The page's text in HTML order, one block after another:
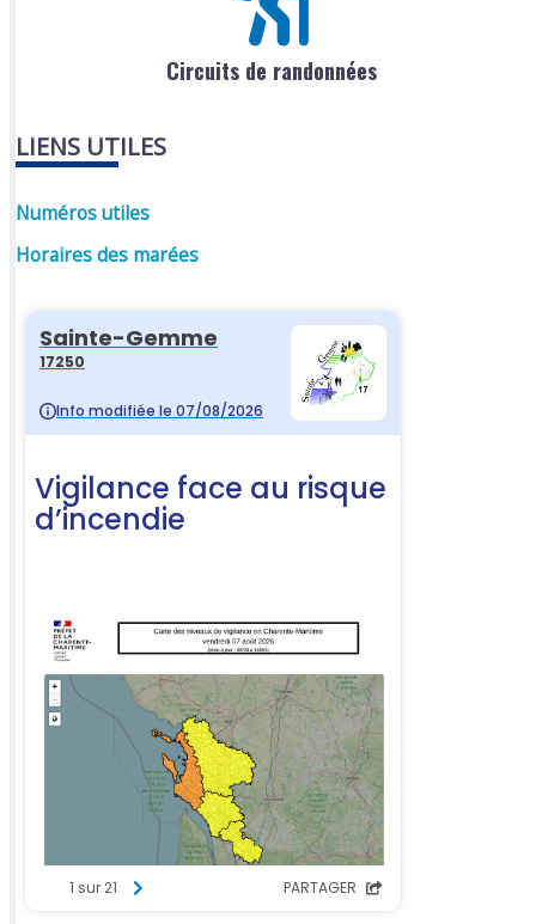
Circuits de randonnées
LIENS UTILES
Numéros utiles
Horaires des marées